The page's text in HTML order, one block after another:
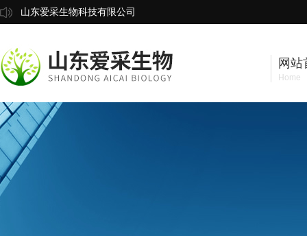
山东爱采生物科技有限公司
网站
Home